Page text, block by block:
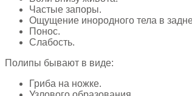
Частые запоры.
Ощущение инородного тела в
Понос.
Слабость.
Полипы бывают в виде:
Гриба на ножке.